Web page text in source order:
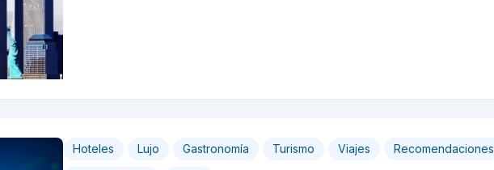
Hoteles Lujo Gastronomía Turismo Viajes Recomendaciones